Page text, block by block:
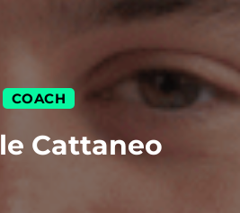
COACH
Cattaneo